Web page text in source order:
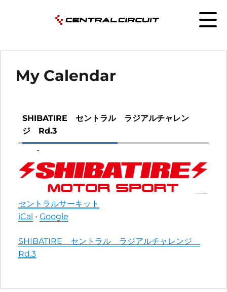
My Calendar
SHIBATIRE セントラル ラジアルチャレン
ジ Rd.3
-
セントラルサーキット
iCal • Google
More
information
SHIBATIRE セントラル ラジアルチャレンジ
Rd.3